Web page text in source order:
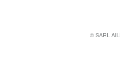
© SARL